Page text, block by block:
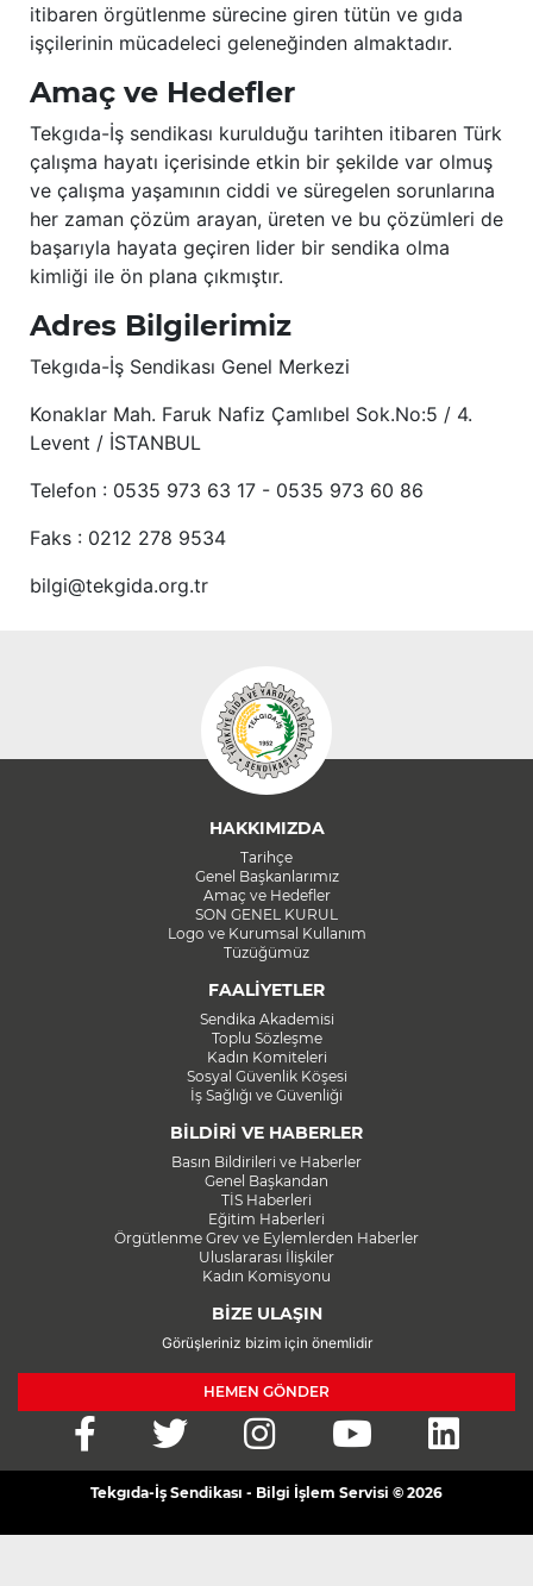
itibaren örgütlenme sürecine giren tütün ve gıda
işçilerinin mücadeleci geleneğinden almaktadır.
Amaç ve Hedefler
Tekgıda-İş sendikası kurulduğu tarihten itibaren Türk
çalışma hayatı içerisinde etkin bir şekilde var olmuş
ve çalışma yaşamının ciddi ve süregelen sorunlarına
her zaman çözüm arayan, üreten ve bu çözümleri de
başarıyla hayata geçiren lider bir sendika olma
kimliği ile ön plana çıkmıştır.
Adres Bilgilerimiz
Tekgıda-İş Sendikası Genel Merkezi
Konaklar Mah. Faruk Nafiz Çamlıbel Sok.No:5 / 4.
Levent / İSTANBUL
Telefon : 0535 973 63 17 - 0535 973 60 86
Faks : 0212 278 9534
bilgi@tekgida.org.tr
HAKKIMIZDA
Tarihçe
Genel Başkanlarımız
Amaç ve Hedefler
SON GENEL KURUL
Logo ve Kurumsal Kullanım
Tüzüğümüz
FAALİYETLER
Sendika Akademisi
Toplu Sözleşme
Kadın Komiteleri
Sosyal Güvenlik Köşesi
İş Sağlığı ve Güvenliği
BİLDİRİ VE HABERLER
Basın Bildirileri ve Haberler
Genel Başkandan
TİS Haberleri
Eğitim Haberleri
Örgütlenme Grev ve Eylemlerden Haberler
Uluslararası İlişkiler
Kadın Komisyonu
BİZE ULAŞIN
Görüşleriniz bizim için önemlidir
HEMEN GÖNDER
Tekgıda-İş Sendikası - Bilgi İşlem Servisi © 2026